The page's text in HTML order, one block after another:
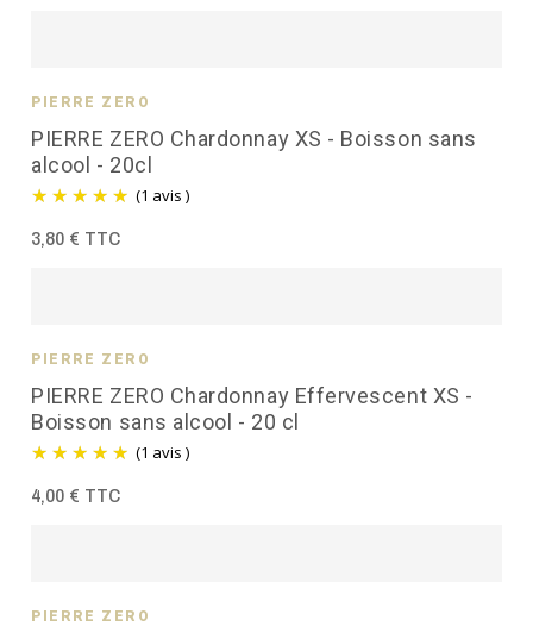
PIERRE ZERO Chardonnay XS - Boisson sans
alcool - 20cl
(1 avis )
PIERRE ZÉRO
3,80 € TTC
PIERRE ZERO Chardonnay Effervescent XS -
Boisson sans alcool - 20 cl
(1 avis )
PIERRE ZÉRO
4,00 € TTC
PIERRE ZÉRO